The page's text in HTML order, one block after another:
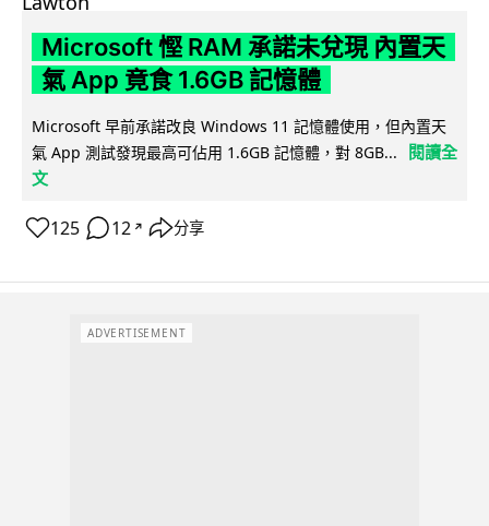
Microsoft 慳 RAM 承諾未兌現 內置天
氣 App 竟食 1.6GB 記憶體
Microsoft 早前承諾改良 Windows 11 記憶體使用，但內置天
氣 App 測試發現最高可佔用 1.6GB 記憶體，對 8GB...
閱讀全
文
125 12 ↗ 分享
ADVERTISEMENT